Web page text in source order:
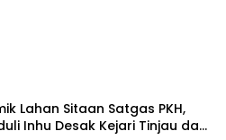
Lahan Sitaan Satgas PKH,
Inhu Desak Kejari Tinjau dan